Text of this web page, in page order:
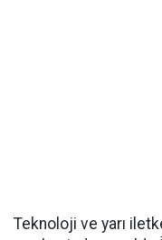
Teknoloji ve yarı